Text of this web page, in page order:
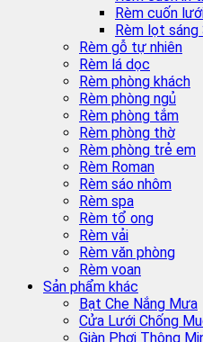
Rèm cuốn
Rèm lọt sáng
Rèm gỗ tự nhiên
Rèm lá dọc
Rèm phòng khách
Rèm phòng ngủ
Rèm phòng tắm
Rèm phòng thờ
Rèm phòng trẻ em
Rèm Roman
Rèm sáo nhôm
Rèm spa
Rèm tổ ong
Rèm vải
Rèm văn phòng
Rèm voan
Sản phẩm khác
Bạt Che Nắng Mưa
Cửa Lưới Chống
Giàn Phơi Thông